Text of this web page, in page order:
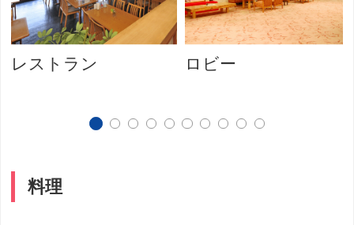
レストラン ロビー
料理